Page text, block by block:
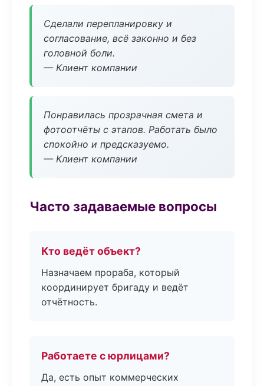
Сделали перепланировку и
согласование, всё законно и без
головной боли.
— Клиент компании
Понравилась прозрачная смета и
фотоотчёты с этапов. Работать было
спокойно и предсказуемо.
— Клиент компании
Часто задаваемые вопросы
Кто ведёт объект?
Назначаем прораба, который
координирует бригаду и ведёт
отчётность.
Работаете с юрлицами?
Да, есть опыт коммерческих